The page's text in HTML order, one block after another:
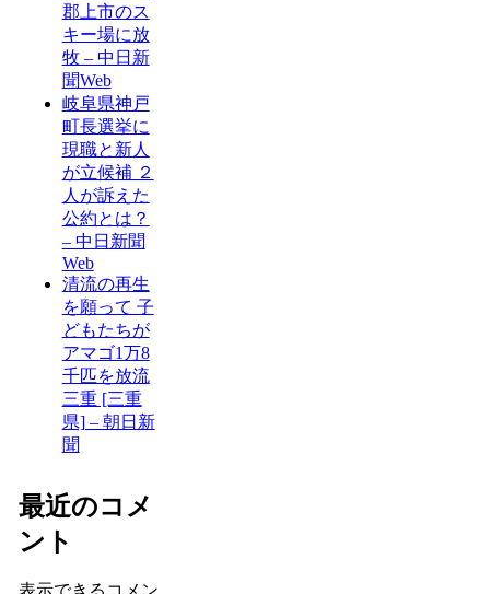
郡上市のス
キー場に放
牧 – 中日新
聞Web
岐阜県神戸
町長選挙に
現職と新人
が立候補 ２
人が訴えた
公約とは？
– 中日新聞
Web
清流の再生
を願って 子
どもたちが
アマゴ1万8
千匹を放流
三重 [三重
県] – 朝日新
聞
最近のコメ
ント